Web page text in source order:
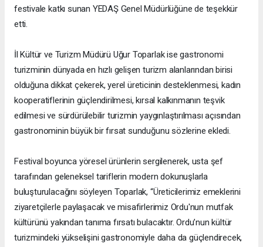
festivale katkı sunan YEDAŞ Genel Müdürlüğüne de teşekkür
etti.
İl Kültür ve Turizm Müdürü Uğur Toparlak ise gastronomi
turizminin dünyada en hızlı gelişen turizm alanlarından birisi
olduğuna dikkat çekerek, yerel üreticinin desteklenmesi, kadın
kooperatiflerinin güçlendirilmesi, kırsal kalkınmanın teşvik
edilmesi ve sürdürülebilir turizmin yaygınlaştırılması açısından
gastronominin büyük bir fırsat sunduğunu sözlerine ekledi.
Festival boyunca yöresel ürünlerin sergilenerek, usta şef
tarafından geleneksel tariflerin modern dokunuşlarla
buluşturulacağını söyleyen Toparlak, “Üreticilerimiz emeklerini
ziyaretçilerle paylaşacak ve misafirlerimiz Ordu'nun mutfak
kültürünü yakından tanıma fırsatı bulacaktır. Ordu’nun kültür
turizmindeki yükselişini gastronomiyle daha da güçlendirecek,